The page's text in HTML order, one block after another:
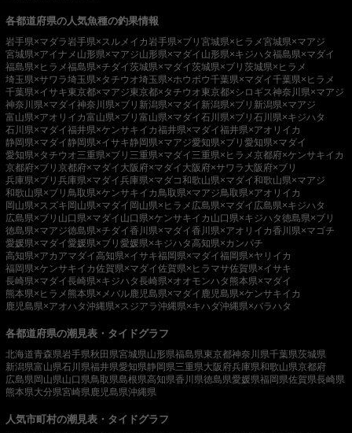
各都道府県の人気魚種の釣果情報
岩手県×マダラ 岩手県×スルメイカ 岩手県×ブリ 宮城県×ヒラメ宮城県×マアジ
宮城県×アイナメ 山形県×マアジ山形県×マダイ 山形県×キジハタ福島県×マダイ
福島県×ヒラメ福島県×チダイ茨城県×マダイ茨城県×ブリ 茨城県×ヒラメ
埼玉県×サワラ埼玉県×タチウオ埼玉県×ホウボウ千葉県×マダイ千葉県×ヒラメ
千葉県×イサキ東京都×マアジ東京都×タチウオ東京都×シロギス神奈川県×マアジ
神奈川県×マダイ神奈川県×ブリ 新潟県×マダイ 新潟県×ブリ 新潟県×マアジ
富山県×アオリイカ富山県×ブリ 富山県×マダイ石川県×ブリ 石川県×キジハタ
石川県×マダイ福井県×ケンサキイカ福井県×マダイ福井県×アオリイカ
静岡県×マダイ静岡県×イサキ静岡県×マアジ愛知県×ブリ 愛知県×マダイ
愛知県×タチウオ三重県×ブリ 三重県×マダイ 三重県×ヒラメ京都府×ケンサキイカ
京都府×ブリ 京都府×マダイ 大阪府×マダイ 大阪府×サワラ 大阪府×ブリ
兵庫県×ブリ 兵庫県×マダイ兵庫県×マダコ和歌山県×マダイ和歌山県×マアジ
和歌山県×ブリ 鳥取県×ケンサキイカ 鳥取県×マアジ鳥取県×アオリイカ
岡山県×スズキ岡山県×マダイ 岡山県×ヒラメ 広島県×マダイ 広島県×キジハタ
広島県×ブリ 山口県×マダイ 山口県×ケンサキイカ 山口県×キジハタ徳島県×ブリ
徳島県×マアジ徳島県×チダイ香川県×マダイ香川県×アオリイカ香川県×マゴチ
愛媛県×マダイ愛媛県×ブリ 愛媛県×キジハタ高知県×カンパチ
高知県×アカアマダイ高知県×イサキ福岡県×マダイ福岡県×ヤリイカ
福岡県×ケンサキイカ佐賀県×マダイ佐賀県×ヒラマサ佐賀県×イサキ
長崎県×マダイ長崎県×キジハタ長崎県×オオモンハタ 熊本県×マダイ
熊本県×ヒラメ 熊本県×メバル鹿児島県×マダイ 鹿児島県×ケンサキイカ
鹿児島県×アオハタ沖縄県×スジアラ沖縄県×キハダ沖縄県×バラハタ
各都道府県の潮見表・タイドグラフ
北海道青森県岩手県秋田県宮城県山形県福島県東京都神奈川県千葉県茨城県
新潟県富山県石川県福井県愛知県静岡県三重県大阪府兵庫県和歌山県京都府
広島県岡山県山口県鳥取県島根県高知県香川県徳島県愛媛県福岡県佐賀県長崎県
熊本県大分県宮崎県 鹿児島県沖縄県
人気市町村の潮見表・タイドグラフ